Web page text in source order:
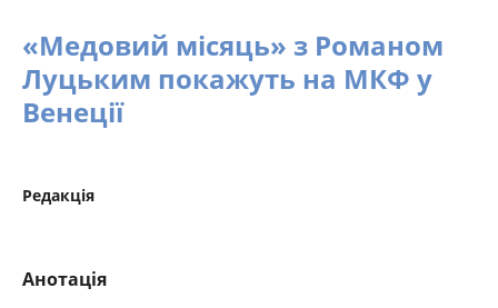
«Медовий місяць» з Романом
Луцьким покажуть на МКФ у
Венеції
Редакція
Анотація